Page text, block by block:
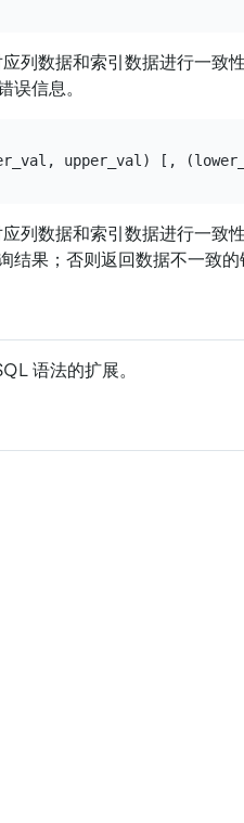
列数据和索引数据进行一致
误信息。
列数据和索引数据进行一致
结果；否则返回数据不一致
语法的扩展。